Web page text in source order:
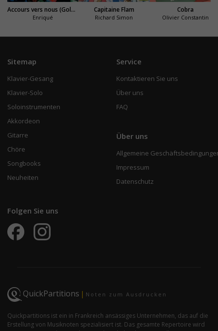
Accours vers nous (Goldorak)
Enriqué
Capitaine Flam
Richard Simon
Cobra
Olivier Constantin
Sitemap
Klavier-Gesang
Klavier-Solo
Soloinstrumenten
Akkordeon
Gitarre
Chöre
Songbooks
Neuheiten
Service
Kontaktieren Sie uns
Über uns
FAQ
Über uns
Allgemeine
Impressum
Datenschutz
Folgen Sie uns
QuickPartitions | Noten zum Ausdrucken
Quickpartitions ist ein in Frankreich ansässiges Unternehmen, das auf die
Erstellung von Musiknoten spezialisiert ist. Das gesamte Repertoire wird